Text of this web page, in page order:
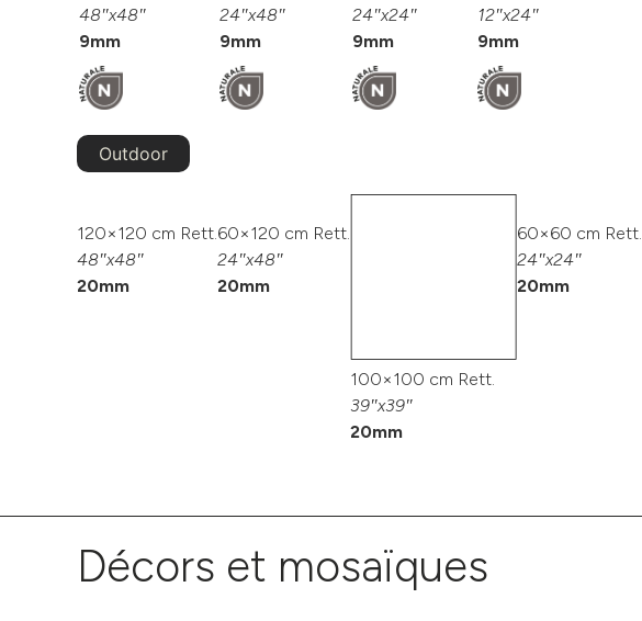
48″x48″
9mm
24″x48″
9mm
24″x24″
9mm
12″x24″
9mm
Outdoor
120×120 cm Rett.
48″x48″
20mm
60×120 cm Rett.
24″x48″
20mm
100×100 cm Rett.
39″x39″
20mm
60×60 cm Rett.
24″x24″
20mm
Décors et mosaïques